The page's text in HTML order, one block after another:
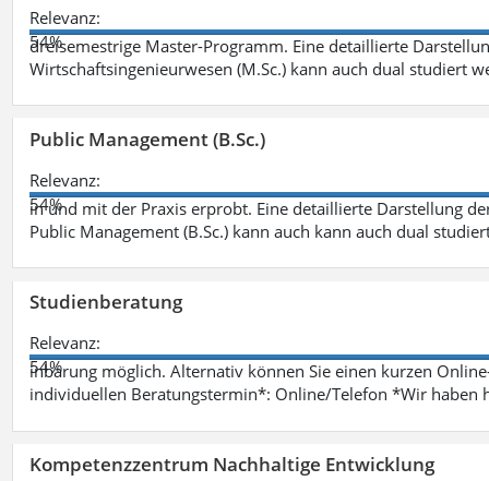
Relevanz:
54%
dreisemestrige Master-Programm. Eine detaillierte
Wirtschaftsingenieurwesen (M.Sc.) kann auch dual studiert
Public Management (B.Sc.)
Relevanz:
54%
in und mit der Praxis erprobt. Eine detaillierte Darstellung
Public Management (B.Sc.) kann auch kann auch dual
Studienberatung
Relevanz:
54%
inbarung möglich. Alternativ können Sie einen kurzen
individuellen Beratungstermin*: Online/Telefon *Wir haben
Kompetenzzentrum Nachhaltige Entwicklung